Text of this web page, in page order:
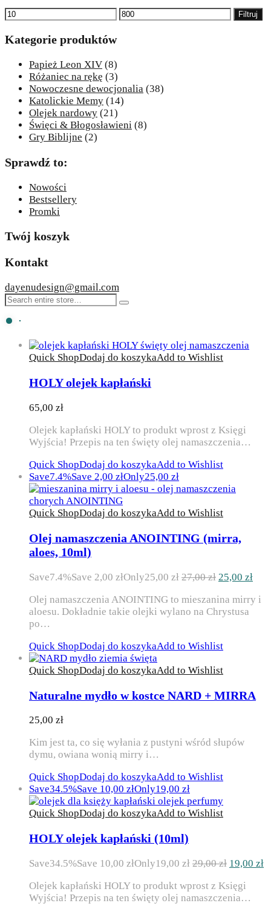
Cena
Cena
Filtruj
Kategorie produktów
Papież Leon XIV (8)
Różaniec na rękę (3)
Nowoczesne dewocjonalia (38)
Katolickie Memy (14)
Olejek nardowy (21)
Święci & Błogosławieni (8)
Gry Biblijne (2)
Sprawdź to:
Nowości
Bestsellery
Promki
Twój koszyk
Kontakt
dayenudesign@gmail.com
Quick ShopDodaj do koszykaAdd to Wishlist
HOLY olejek kapłański
65,00 zł
Olejek kapłański HOLY to produkt wprost z Księgi
Wyjścia! Przepis na ten święty olej namaszczenia…
Quick ShopDodaj do koszykaAdd to Wishlist
Save7.4%Save 2,00 złOnly25,00 zł
Quick ShopDodaj do koszykaAdd to Wishlist
Olej namaszczenia ANOINTING (mirra,
aloes, 10ml)
Save7.4%Save 2,00 złOnly25,00 zł 27,00zł Pierwotna
wynosiła:
27,00 zł.
25,00 zł
Olej namaszczenia ANOINTING to mieszanina mirry i
aloesu. Dokładnie takie olejki wylano na Chrystusa
po…
Quick ShopDodaj do koszykaAdd to Wishlist
Quick ShopDodaj do koszykaAdd to Wishlist
Naturalne mydło w kostce NARD + MIRRA
25,00 zł
Kim jest ta, co się wyłania z pustyni wśród słupów
dymu, owiana wonią mirry i…
Quick ShopDodaj do koszykaAdd to Wishlist
Save34.5%Save 10,00 złOnly19,00 zł
Quick ShopDodaj do koszykaAdd to Wishlist
HOLY olejek kapłański (10ml)
Save34.5%Save 10,00 złOnly19,00 zł 29,00zł Pierwotna
wynosiła:
29,00 zł.
19,00 zł
Olejek kapłański HOLY to produkt wprost z Księgi
Wyjścia! Przepis na ten święty olej namaszczenia…